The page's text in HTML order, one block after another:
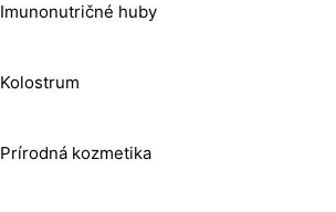
Imunonutričné huby
Kolostrum
Prírodná kozmetika